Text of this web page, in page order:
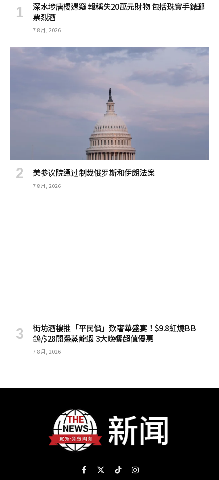
深水埗唐樓遇竊 報稱失20萬元財物 包括珠寶手錶郵
票烈酒
7 8 月, 2026
美参议院通过制裁俄罗斯和伊朗法案
7 8 月, 2026
街坊酒樓推「平民價」歎奢華盛宴！$9.8紅燒BB
鴿/$28開邊蒸龍蝦 3大晚餐超值優惠
7 8 月, 2026
Facebook
X
TikTokInstagram